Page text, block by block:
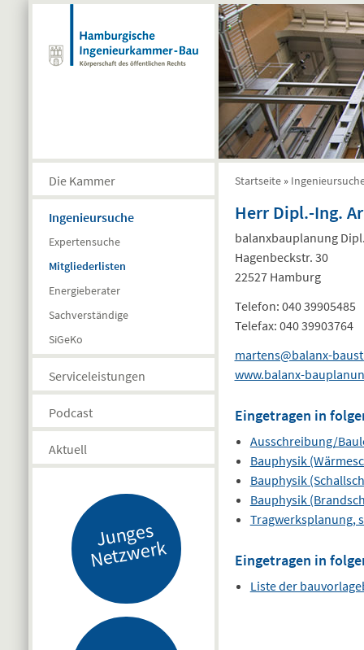
Direkt zum Inhalt
Die Kammer
Ingenieursuche
Expertensuche
Mitgliederlisten
Energieberater
Sachverständige
SiGeKo
Serviceleistungen
Podcast
Aktuell
J
u
n
g
es
N
etz
w
er
k
Sie sind hier
Startseite »
Herr Dipl.-Ing.
balanxbauplanung
Hagenbeckstr. 30
22527 Hamburg
Telefon: 040 39905485
Telefax: 040 39903764
martens@balanx-
www.balanx-
Eingetragen in
Ausschreibung/
Bauphysik
Bauphysik
Bauphysik
Tragwerksplanung,
Eingetragen in
Liste der